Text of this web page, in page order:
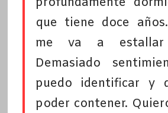
que tiene doce
me va a
Demasiado
puedo identificar y
poder contener.